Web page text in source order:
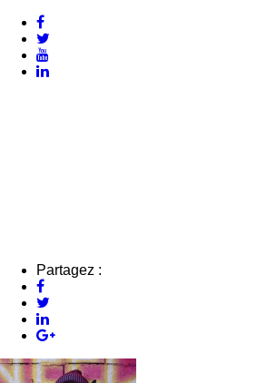
Partagez :